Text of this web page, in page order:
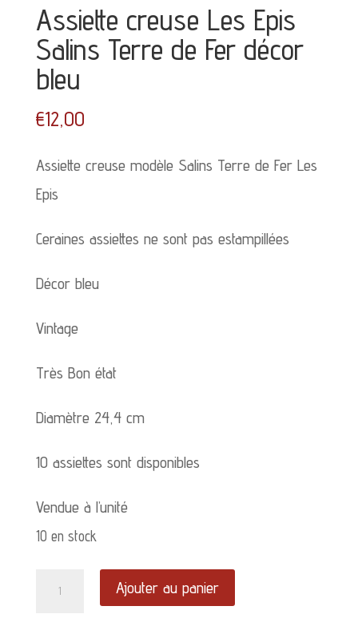
Assiette creuse Les Epis
Salins Terre de Fer décor
bleu
€12,00
Assiette creuse modèle Salins Terre de Fer Les
Epis
Ceraines assiettes ne sont pas estampillées
Décor bleu
Vintage
Très Bon état
Diamètre 24,4 cm
10 assiettes sont disponibles
Vendue à l’unité
10 en stock
quantité
Ajouter au panier